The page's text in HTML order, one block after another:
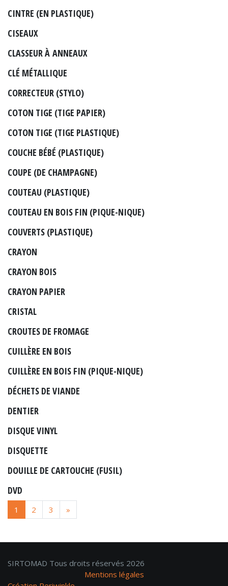
CINTRE (EN PLASTIQUE)
CISEAUX
CLASSEUR À ANNEAUX
CLÉ MÉTALLIQUE
CORRECTEUR (STYLO)
COTON TIGE (TIGE PAPIER)
COTON TIGE (TIGE PLASTIQUE)
COUCHE BÉBÉ (PLASTIQUE)
COUPE (DE CHAMPAGNE)
COUTEAU (PLASTIQUE)
COUTEAU EN BOIS FIN (PIQUE-NIQUE)
COUVERTS (PLASTIQUE)
CRAYON
CRAYON BOIS
CRAYON PAPIER
CRISTAL
CROUTES DE FROMAGE
CUILLÈRE EN BOIS
CUILLÈRE EN BOIS FIN (PIQUE-NIQUE)
DÉCHETS DE VIANDE
DENTIER
DISQUE VINYL
DISQUETTE
DOUILLE DE CARTOUCHE (FUSIL)
DVD
1 2 3 »
SIRTOMAD Tous droits réservés 2026
Mentions légales